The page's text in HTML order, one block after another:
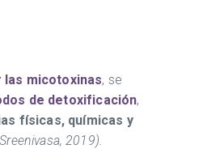
las micotoxinas, se
de detoxificación,
físicas, químicas y
2019).